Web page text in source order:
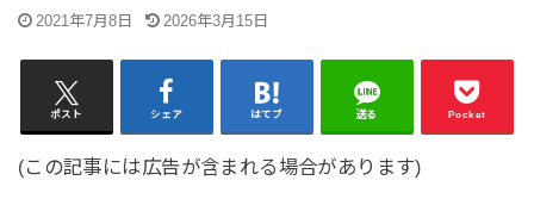
2021年7月8日 2026年3月15日
ポスト シェア はてブ 送る Pocket
(この記事には広告が含まれる場合があります)